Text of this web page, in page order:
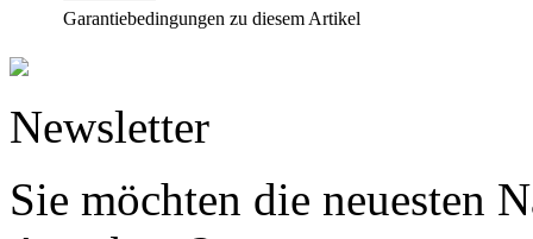
Garantiebedingungen zu diesem Artikel
Newsletter
Sie möchten die neuesten